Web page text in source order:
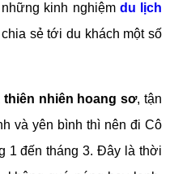
kinh nghiệm du lịch
sẻ tới du khách một số
thiên nhiên hoang sơ, tận
và yên bình thì nên đi Cô
1 đến tháng 3. Đây là thời